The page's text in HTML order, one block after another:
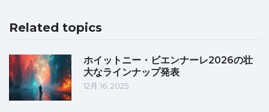
Related topics
ホイットニー・ビエンナーレ2026の壮
大なラインナップ発表
12月 16, 2025